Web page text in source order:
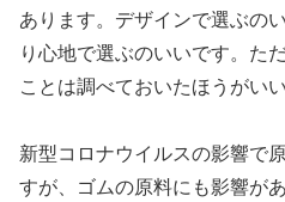
あります。デザインで選ぶの
り心地で選ぶのいいです。た
ことは調べておいたほうがいい
新型コロナウイルスの影響で
すが、ゴムの原料にも影響が